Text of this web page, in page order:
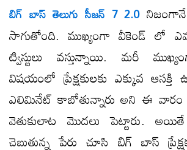
బిగ్ బాస్ తెలుగు సీజన్ 7 2.0నిజంగానే
సాగుతోంది. ముఖ్యంగా వీకెండ్ లో
ట్విస్టులు వస్తున్నాయి. మరీ
విషయంలో ప్రేక్షకులకు ఎక్కువ ఆసక్తి
ఎలిమినేట్ కాబోతున్నారు అని ఈ
వెతుకులాట మొదలు పెట్టారు. అయితే
చెబుతున్న పేరు చూసి బిగ్ బాస్